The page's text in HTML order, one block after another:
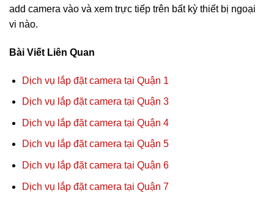
add camera vào và xem trực tiếp trên bất kỳ thiết bị ngoại
vi nào.
Bài Viết Liên Quan
Dịch vụ lắp đặt camera tại Quận 1
Dịch vụ lắp đặt camera tại Quận 3
Dịch vụ lắp đặt camera tại Quận 4
Dịch vụ lắp đặt camera tại Quận 5
Dịch vụ lắp đặt camera tại Quận 6
Dịch vụ lắp đặt camera tại Quận 7